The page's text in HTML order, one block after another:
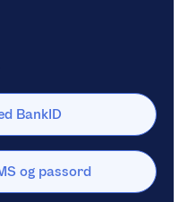
BankID
og passord